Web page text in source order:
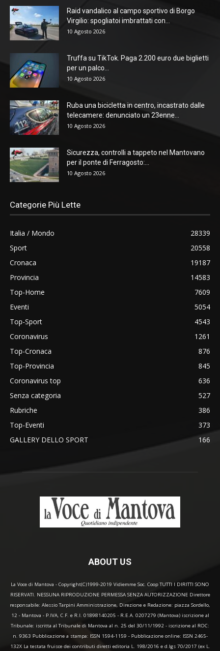
Raid vandalico al campo sportivo di Borgo
Virgilio: spogliatoi imbrattati con...
10 Agosto 2026
Truffa su TikTok. Paga 2.200 euro due biglietti
per un palco...
10 Agosto 2026
Ruba una bicicletta in centro, incastrato dalle
telecamere: denunciato un 23enne...
10 Agosto 2026
Sicurezza, controlli a tappeto nel Mantovano
per il ponte di Ferragosto:...
10 Agosto 2026
Categorie Più Lette
Italia / Mondo
28339
Sport
20558
Cronaca
19187
Provincia
14583
Top-Home
7609
Eventi
5054
Top-Sport
4543
Coronavirus
1261
Top-Cronaca
876
Top-Provincia
845
Coronavirus top
636
Senza categoria
527
Rubriche
386
Top-Eventi
373
GALLERY DELLO SPORT
166
ABOUT US
La Voce di Mantova - Copyright(C)1999-2019 Vidiemme Soc. Coop TUTTI I DIRITTI SONO
RISERVATI. NESSUNA RIPRODUZIONE PERMESSA SENZA AUTORIZZAZIONE Direttore
responsabile: Alessio Tarpini Amministrazione, Direzione e Redazione: piazza Sordello,
12 - Mantova - P.IVA, C.F. e R.I. 01898140205 - R.E.A. 0207279 (Mantova) iscrizione al
Tribunale: iscritta al Tribunale di Mantova al n. 25 del 30/11/1992 - iscrizione al ROC:
n. 9363 Pubblicazione a stampa: ISSN 1594-1159 - Pubblicazione online: ISSN 2465-
132X La testata fruisce dei contributi diretti editoria L. 198/2016 e d.lgs 70/2017 (ex L.